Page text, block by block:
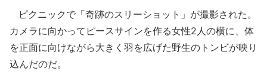
ピクニックで「奇跡のスリーショット」が撮影された。
カメラに向かってピースサインを作る女性2人の横に、体
を正面に向けながら大きく羽を広げた野生のトンビが映り
込んだのだ。